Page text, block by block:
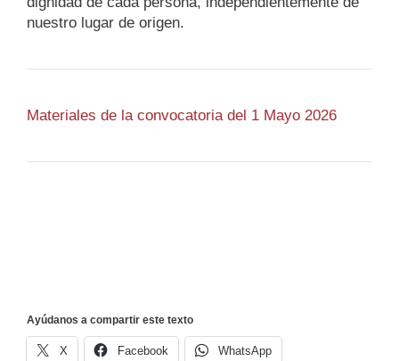
nuestro lugar de origen.
Materiales de la convocatoria del 1 Mayo 2026
Ayúdanos a compartir este texto
X Facebook WhatsApp